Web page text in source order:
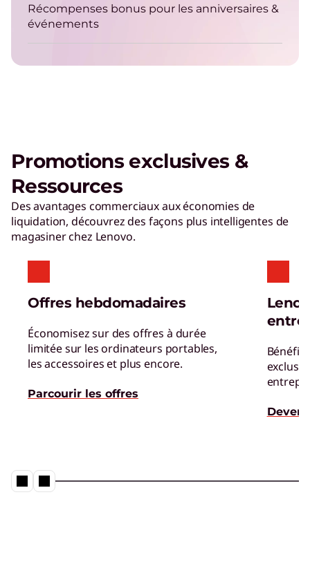
Lire la vidéo
PC d'IA pour les entreprises
Profitez d'une personnalisation, d'une
productivité et d'une sécurité sans précédent.
Calcul haute performance (HPC)
Résolvez les plus grands problèmes du monde
Applications d'IA pour les
Profitez de capacités inégalées et de
Récompenses bonus pour les anniversaires &
événements
Promotions exclusives &
Ressources
Des avantages commerciaux aux économies de
liquidation, découvrez des façons plus intelligentes de
magasiner chez Lenovo.
Offres hebdomadaires
Économisez sur des offres à durée
limitée sur les ordinateurs portables,
les accessoires et plus encore.
Parcourir les offres